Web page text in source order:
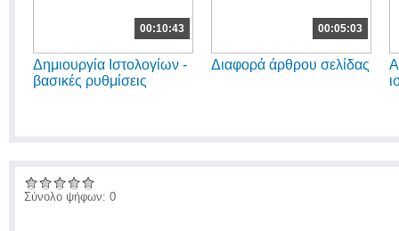
Δημιουργία Ιστολογίων -
βασικές ρυθμίσεις
00:10:43
Διαφορά άρθρου σελίδας
00:05:03
Σύνολο ψήφων: 0